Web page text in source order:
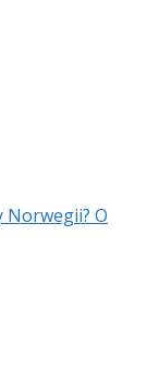
Norwegii? O